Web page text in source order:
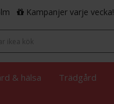
Kampanjer varje vecka!
& hälsa Trädgård